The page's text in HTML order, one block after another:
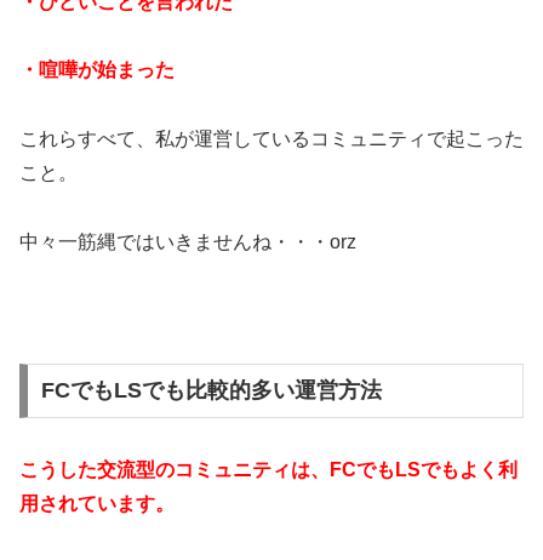
・喧嘩が始まった
これらすべて、私が運営しているコミュニティで起こった
こと。
中々一筋縄ではいきませんね・・・orz
FCでもLSでも比較的多い運営方法
こうした交流型のコミュニティは、FCでもLSでもよく利
用されています。